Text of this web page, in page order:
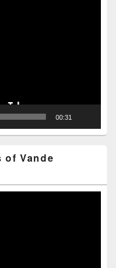
00:31
of Vande